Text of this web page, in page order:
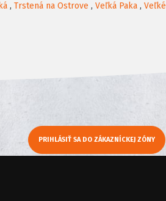
, Trstená na Ostrove , Veľká Paka , Veľké
PRIHLÁSIŤ SA DO ZÁKAZNÍCKEJ ZÓNY